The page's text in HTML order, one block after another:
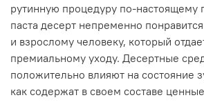
рутинную процедуру по-настоящему
паста десерт непременно
и взрослому человеку, который
премиальному уходу. Десертные
положительно влияют на состояние
как содержат в своем составе